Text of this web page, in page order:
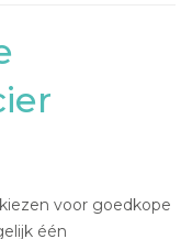
voor goedkope
één